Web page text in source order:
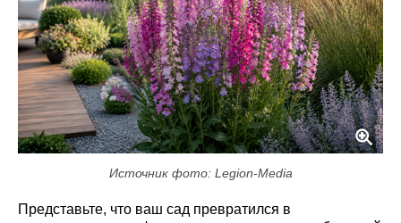
Источник фото: Legion-Media
Представьте, что ваш сад превратился в